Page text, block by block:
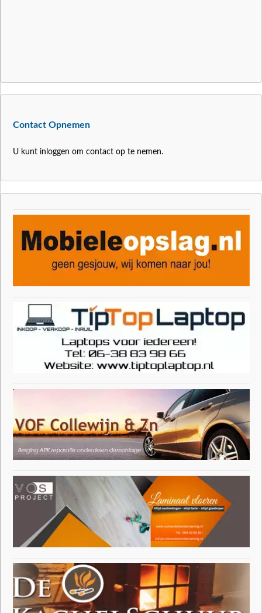
Contact Opnemen
U kunt inloggen om contact op te nemen.